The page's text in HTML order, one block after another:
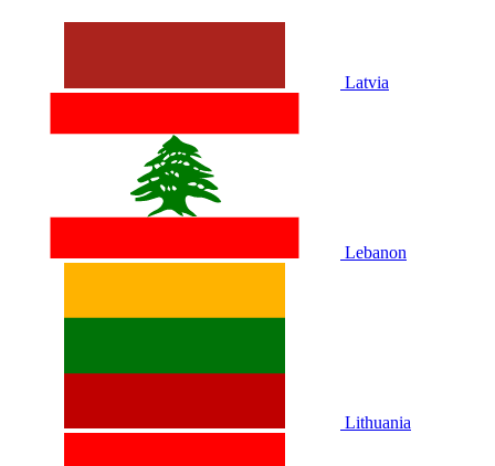
Latvia
Lebanon
Lithuania